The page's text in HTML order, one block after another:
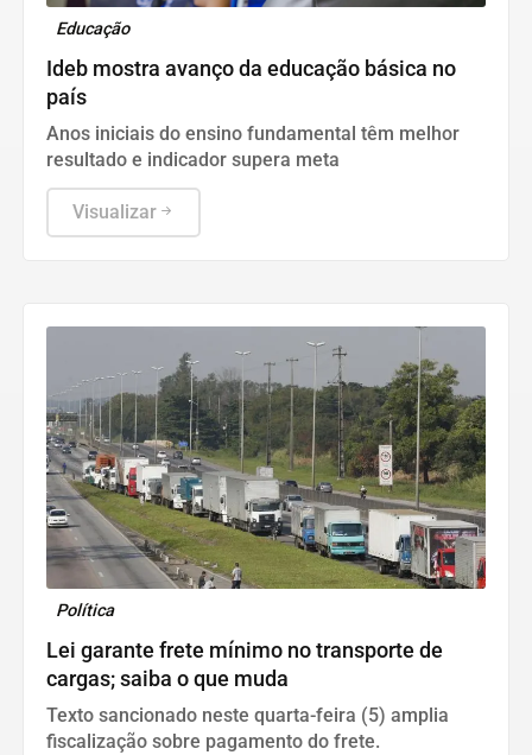
Educação
Ideb mostra avanço da educação básica no
país
Anos iniciais do ensino fundamental têm melhor
resultado e indicador supera meta
Visualizar
Política
Lei garante frete mínimo no transporte de
cargas; saiba o que muda
Texto sancionado neste quarta-feira (5) amplia
fiscalização sobre pagamento do frete.